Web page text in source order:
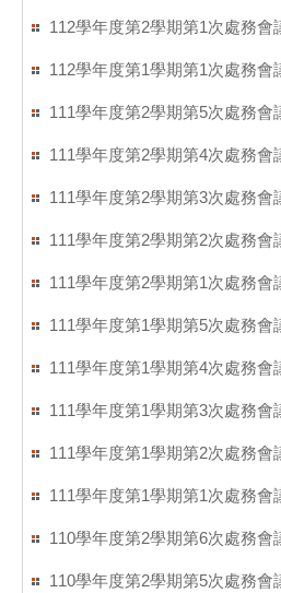
112學年度第2學期第1次處務會
112學年度第1學期第1次處務會
111學年度第2學期第5次處務會
111學年度第2學期第4次處務會
111學年度第2學期第3次處務會
111學年度第2學期第2次處務會
111學年度第2學期第1次處務會
111學年度第1學期第5次處務會
111學年度第1學期第4次處務會
111學年度第1學期第3次處務會
111學年度第1學期第2次處務會
111學年度第1學期第1次處務會
110學年度第2學期第6次處務會
110學年度第2學期第5次處務會